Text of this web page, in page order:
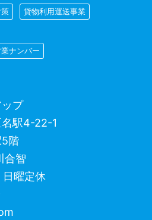
貨物利用運送事業
ナンバー
プ
駅4-22-1
階
合智
曜定休